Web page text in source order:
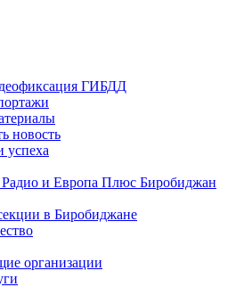
ГИБДД
новость
успеха
Радио и Европа Плюс Биробиджан
в Биробиджане
организации